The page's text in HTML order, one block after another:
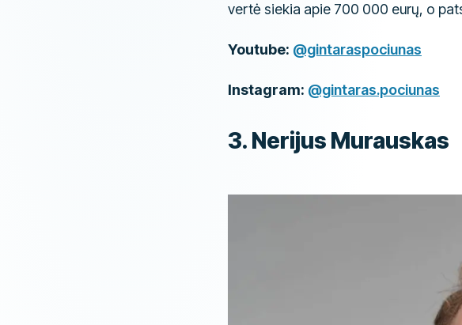
vertė siekia apie 700 000 eurų, o
Youtube: @gintaraspociunas
Instagram: @gintaras.pociunas
​3. Nerijus Murauskas